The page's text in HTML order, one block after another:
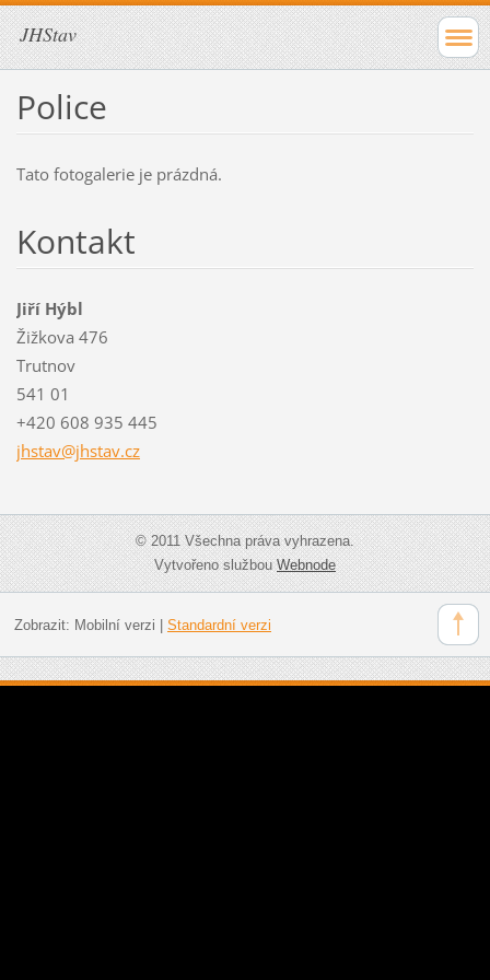
JHStav
Police
Tato fotogalerie je prázdná.
Kontakt
Jiří Hýbl
Žižkova 476
Trutnov
541 01
+420 608 935 445
jhstav@jhstav.cz
© 2011 Všechna práva vyhrazena.
Vytvořeno službouWebnode
Zobrazit: Mobilní verzi Standardní verzi